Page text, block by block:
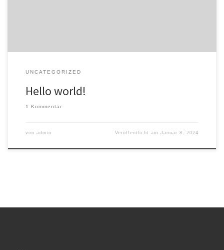
UNCATEGORIZED
Hello world!
1 Kommentar
von admin Veröffentlicht amJanuar 8, 2024